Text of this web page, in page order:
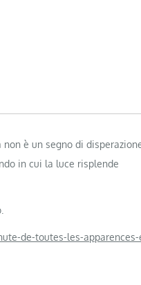
è un segno di
in cui la luce risplende
de-toutes-les-apparences-